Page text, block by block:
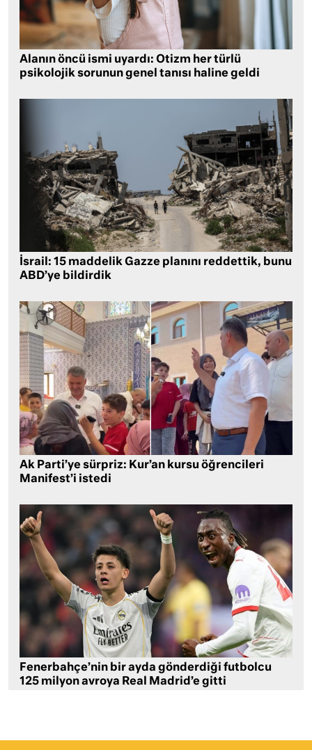
Alanın öncü ismi uyardı: Otizm her türlü
psikolojik sorunun genel tanısı haline geldi
İsrail: 15 maddelik Gazze planını reddettik, bunu
ABD’ye bildirdik
Ak Parti’ye sürpriz: Kur’an kursu öğrencileri
Manifest’i istedi
Fenerbahçe’nin bir ayda gönderdiği futbolcu
125 milyon avroya Real Madrid’e gitti